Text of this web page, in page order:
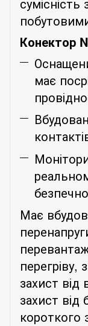
Конектор
має
Має
перегріву,
захист від
захист від
короткого